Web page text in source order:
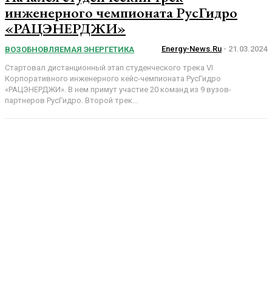
инженерного чемпионата РусГидро
«РАЦЭНЕРДЖИ»
ВОЗОБНОВЛЯЕМАЯ ЭНЕРГЕТИКА Energy-News.ru - 21.03.2024
Стартовал дистанционный этап студенческого трека VI
Корпоративного инженерного кейс-чемпионата РусГидро
«РАЦЭНЕРДЖИ». В нем примут участие 20 команд из 9 вузов-
партнеров РусГидро. Второй трек...